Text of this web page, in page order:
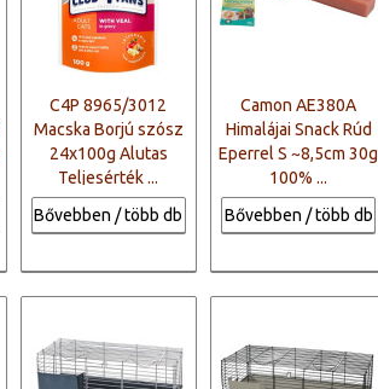
C4P 8965/3012
Macska Borjú szósz
24x100g Alutas
Teljesérték ...
Bővebben / több db
Camon AE380A
Himalájai Snack Rúd
Eperrel S ~8,5cm 30g
100% ...
Bővebben / több db